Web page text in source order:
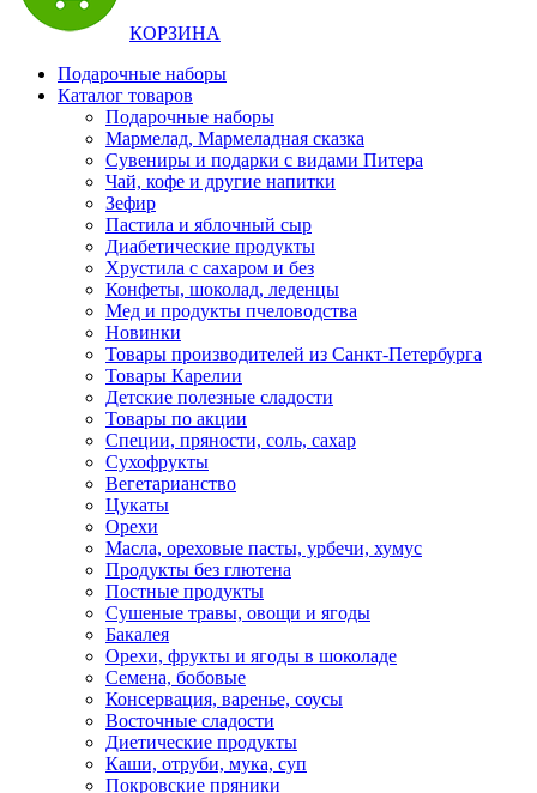
КОРЗИНА
Подарочные наборы
Каталог товаров
Подарочные наборы
Мармелад, Мармеладная сказка
Сувениры и подарки с видами Питера
Чай, кофе и другие напитки
Зефир
Пастила и яблочный сыр
Диабетические продукты
Хрустила с сахаром и без
Конфеты, шоколад, леденцы
Мед и продукты пчеловодства
Новинки
Товары производителей из Санкт-Петербурга
Товары Карелии
Детские полезные сладости
Товары по акции
Специи, пряности, соль, сахар
Сухофрукты
Вегетарианство
Цукаты
Орехи
Масла, ореховые пасты, урбечи, хумус
Продукты без глютена
Постные продукты
Сушеные травы, овощи и ягоды
Бакалея
Орехи, фрукты и ягоды в шоколаде
Семена, бобовые
Консервация, варенье, соусы
Восточные сладости
Диетические продукты
Каши, отруби, мука, суп
Покровские пряники